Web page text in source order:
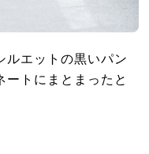
ルエットの黒いパン
ートにまとまったと